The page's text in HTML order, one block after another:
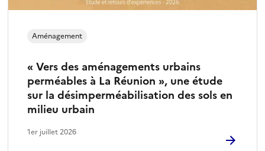
« Vers des aménagements urbains
perméables à La Réunion », une étude
sur la désimperméabilisation des sols en
milieu urbain
Aménagement
1er juillet 2026